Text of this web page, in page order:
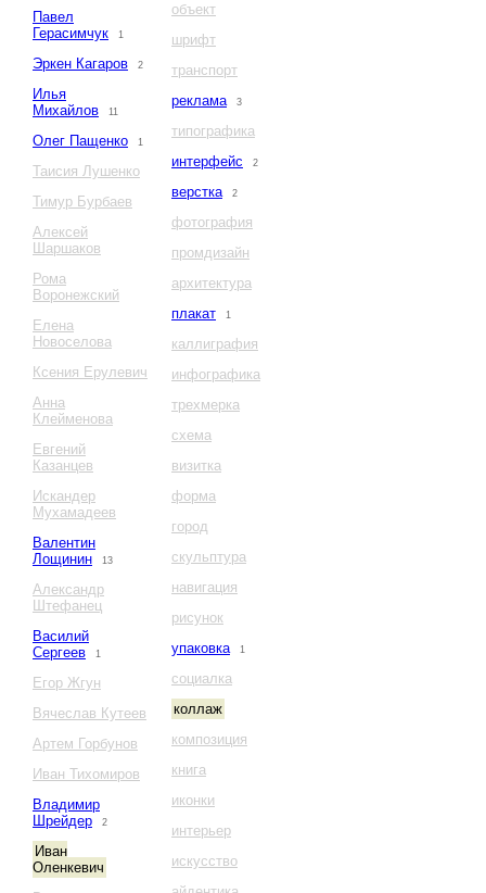
Павел
Герасимчук
1
Эркен Кагаров 2
Илья
Михайлов
11
Олег Пащенко 1
Таисия Лушенко
Тимур Бурбаев
Алексей
Шаршаков
Рома
Воронежский
Елена
Новоселова
Ксения Ерулевич
Анна
Клейменова
Евгений
Казанцев
Искандер
Мухамадеев
Валентин
Лощинин
13
Александр
Штефанец
Василий
Сергеев
1
Егор Жгун
Вячеслав Кутеев
Артем Горбунов
Иван Тихомиров
Владимир
Шрейдер
2
Иван
Оленкевич
объект
шрифт
транспорт
реклама
3
типографика
интерфейс
2
верстка 2
фотография
промдизайн
архитектура
плакат
1
каллиграфия
инфографика
трехмерка
схема
визитка
форма
город
скульптура
навигация
рисунок
упаковка
1
социалка
коллаж
композиция
книга
иконки
интерьер
искусство